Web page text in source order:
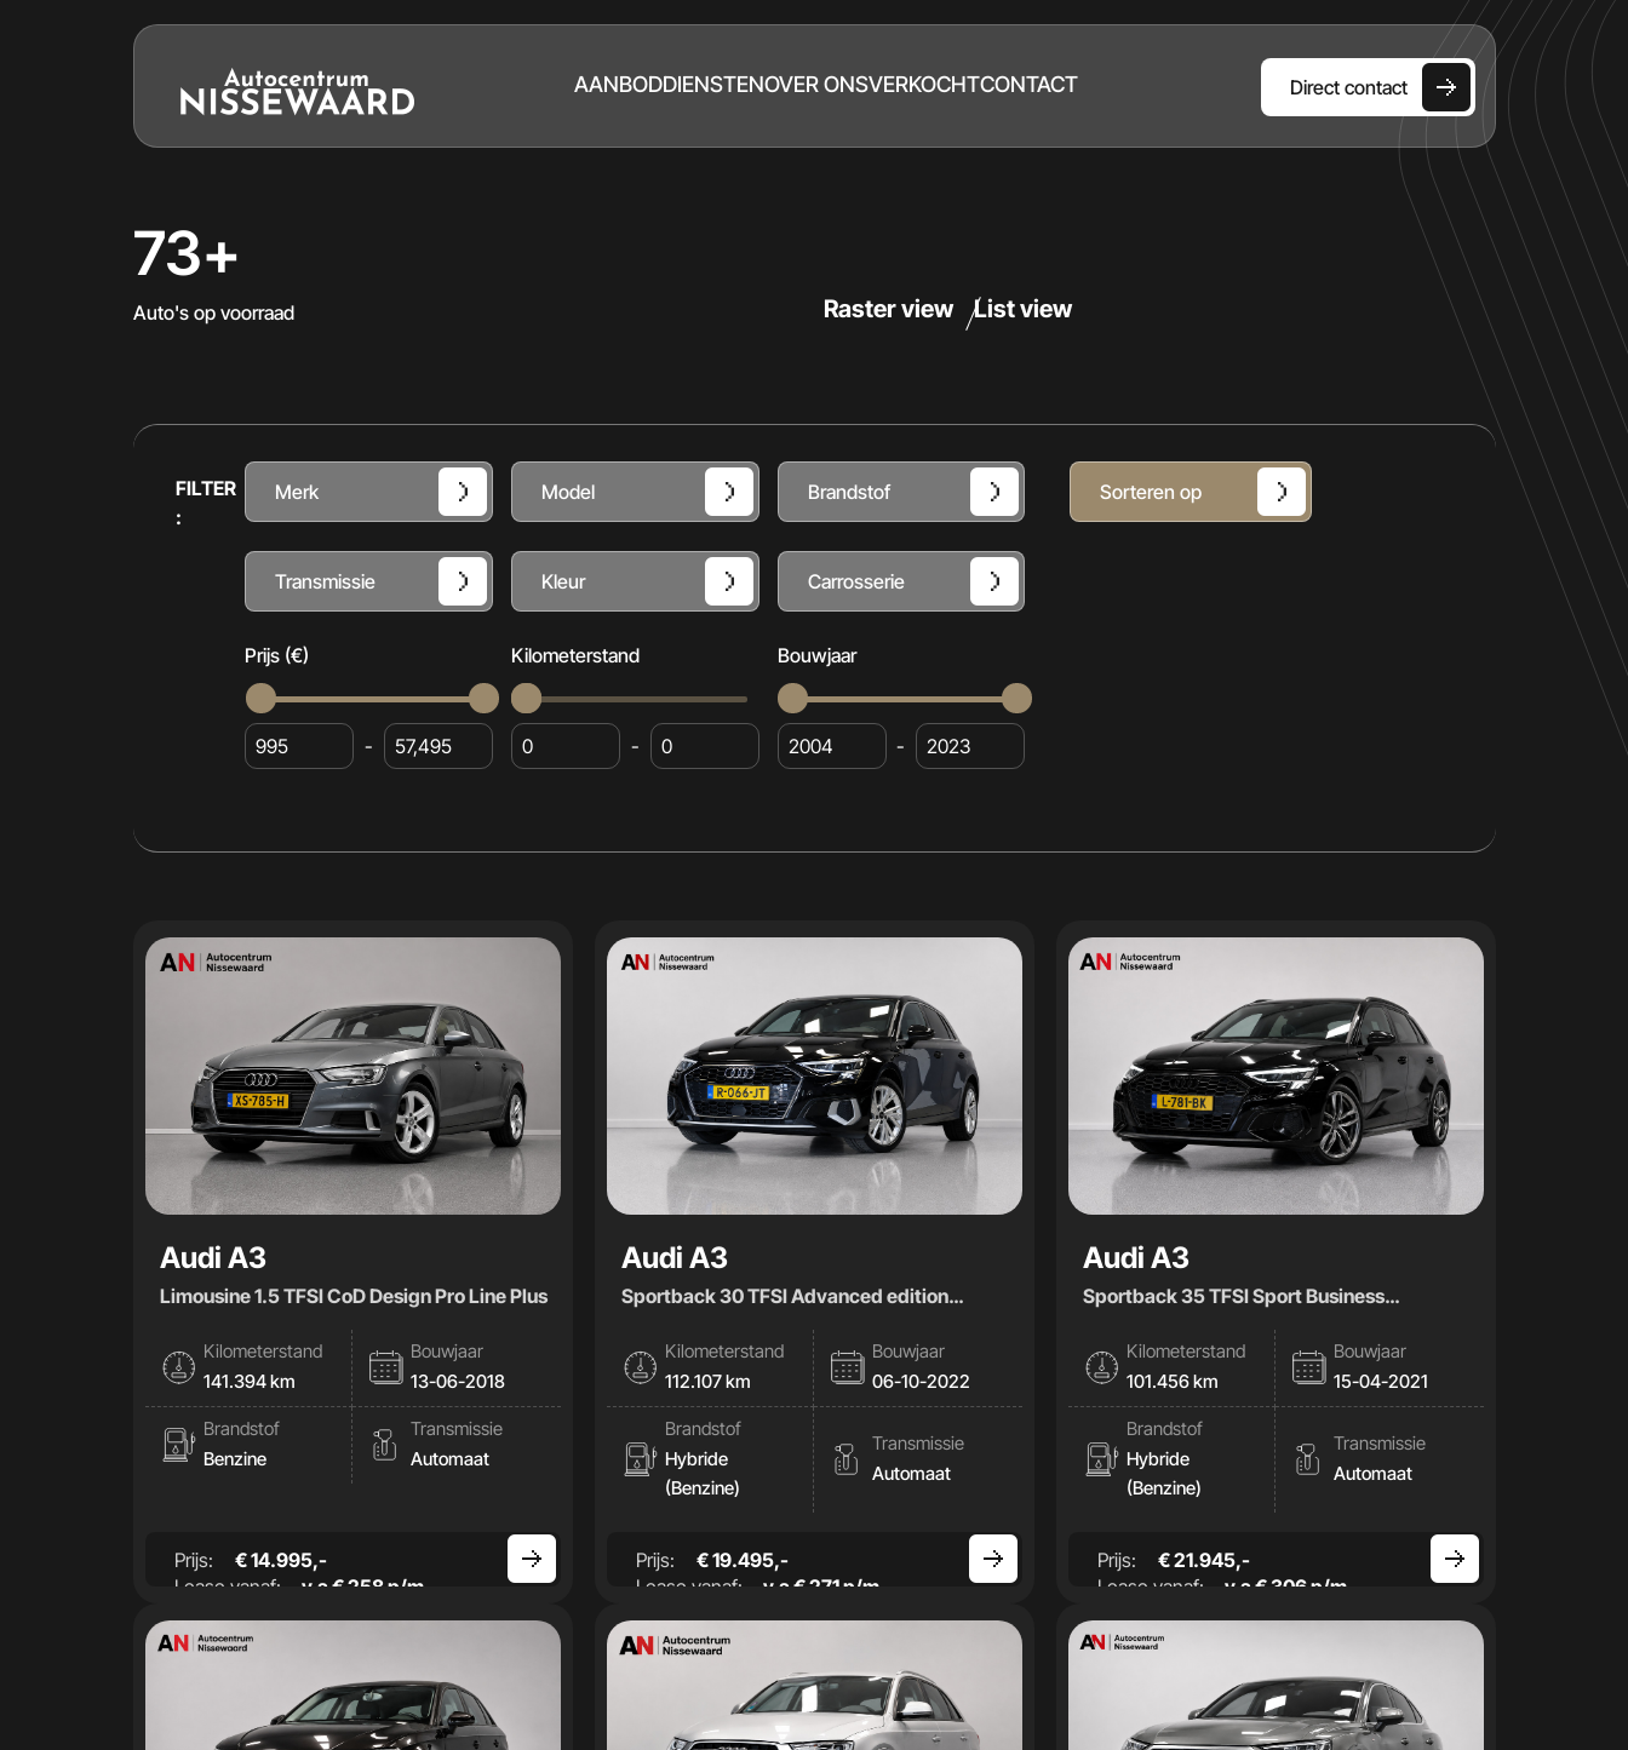
AANBODDIENSTENOVER ONSVERKOCHTCONTACT Direct contact
CONTACT
73+
Auto's op voorraad Raster view List view
FILTER
:
Merk Model Brandstof
Transmissie Kleur Carrosserie
Prijs (€)
-
Kilometerstand
-
Bouwjaar
-
Sorteren op
Audi A3
Limousine 1.5 TFSI CoD Design Pro Line Plus
Kilometerstand
141.394 km
Bouwjaar
13-06-2018
Brandstof
Benzine
Transmissie
Automaat
Prijs:
€ 14.995,-
Lease vanaf:
v.a € 258 p/m
Audi A3
Sportback 30 TFSI Advanced edition
|Cam|Stoelverwamring|
Kilometerstand
112.107 km
Bouwjaar
06-10-2022
Brandstof
Hybride
(Benzine)
Transmissie
Automaat
Prijs:
€ 19.495,-
Lease vanaf:
v.a € 271 p/m
Audi A3
Sportback 35 TFSI Sport Business
|AUT|Stoelverwaming|
Kilometerstand
101.456 km
Bouwjaar
15-04-2021
Brandstof
Hybride
(Benzine)
Transmissie
Automaat
Prijs:
€ 21.945,-
Lease vanaf:
v.a € 306 p/m